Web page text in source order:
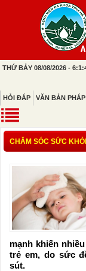
THỨ BẢY 08/08/2026 -
HỎI ĐÁP VĂN BẢN
CHĂM SÓC SỨC
mạnh khiến
trẻ em, do sức
sút.